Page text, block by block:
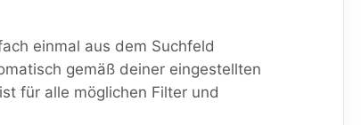
einmal aus dem Suchfeld
gemäß deiner eingestellten
für alle möglichen Filter und